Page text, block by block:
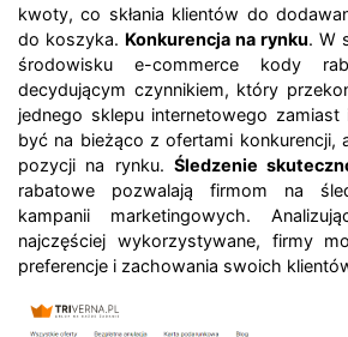
kwoty, co skłania klientów do
do koszyka. Konkurencja na rynku. W
środowisku e-commerce kody
decydującym czynnikiem, który
jednego sklepu internetowego zamiast
być na bieżąco z ofertami konkurencji,
pozycji na rynku. Śledzenie
rabatowe pozwalają firmom na
kampanii marketingowych.
najczęściej wykorzystywane, firmy
preferencje i zachowania swoich